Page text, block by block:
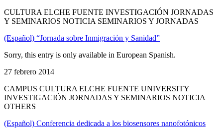
CULTURA ELCHE FUENTE INVESTIGACIÓN JORNADAS
Y SEMINARIOS NOTICIA SEMINARIOS Y JORNADAS
(Español) “Jornada sobre Inmigración y Sanidad”
Sorry, this entry is only available in European Spanish.
27 febrero 2014
CAMPUS CULTURA ELCHE FUENTE UNIVERSITY
INVESTIGACIÓN JORNADAS Y SEMINARIOS NOTICIA
OTHERS
(Español) Conferencia dedicada a los biosensores nanofotónicos